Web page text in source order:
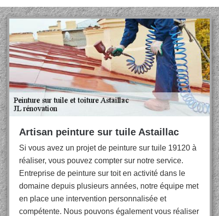
Artisan peinture sur tuile Astaillac
Si vous avez un projet de peinture sur tuile 19120 à
réaliser, vous pouvez compter sur notre service.
Entreprise de peinture sur toit en activité dans le
domaine depuis plusieurs années, notre équipe met
en place une intervention personnalisée et
compétente. Nous pouvons également vous réaliser